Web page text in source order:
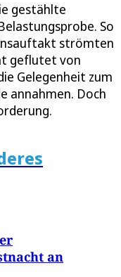
gestählte
So
strömten
geflutet von
Gelegenheit zum
annahmen. Doch
an